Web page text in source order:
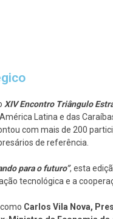
XIV Encontro Triângulo
Latina e das
com mais de 200
de referência.
para o futuro”, esta
tecnológica e a
Carlos Vila Nova,